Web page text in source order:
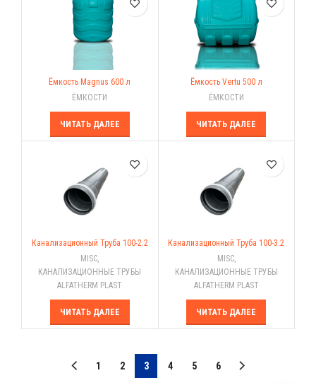
Ёмкость Magnus 600 л
ЁМКОСТИ
ЧИТАТЬ ДАЛЕЕ
Ёмкость Vertu 500 л
ЁМКОСТИ
ЧИТАТЬ ДАЛЕЕ
Канализационный Труба 100-2.2
MISC,
КАНАЛИЗАЦИОННЫЕ ТРУБЫ
ALFATHERM PLAST
ЧИТАТЬ ДАЛЕЕ
Канализационный Труба 100-3.2
MISC,
КАНАЛИЗАЦИОННЫЕ ТРУБЫ
ALFATHERM PLAST
ЧИТАТЬ ДАЛЕЕ
1 2 3 4 5 6